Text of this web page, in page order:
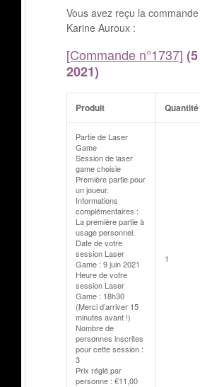
Vous avez reçu la
Karine Auroux :
[Commande n°1737]
2021)
Produit Quantité
Partie de Laser
Game
Session de laser
game choisie
Première partie pour
un joueur.
Informations
complémentaires :
La première partie à
usage personnel.
Date de votre
session Laser
Game : 9 juin 2021
Heure de votre
session Laser
Game : 18h30
(Merci d’arriver 15
minutes avant !)
Nombre de
personnes inscrites
pour cette session :
3
Prix réglé par
personne : €11,00
1